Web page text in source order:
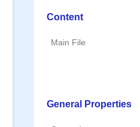
Content
Main File
General Properties